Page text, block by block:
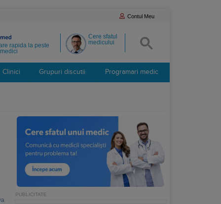
Contul Meu
Cere sfatul
medicului
rapida la peste
Clinici Grupuri discutii Programari medic